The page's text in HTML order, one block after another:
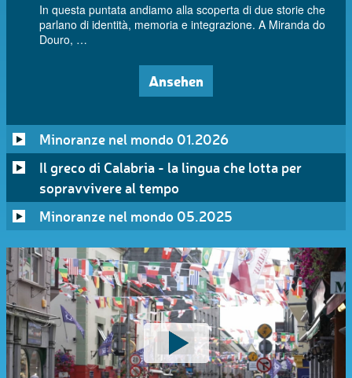
In questa puntata andiamo alla scoperta di due storie che
parlano di identità, memoria e integrazione. A Miranda do
Douro, …
Ansehen
Minoranze nel mondo 01.2026
Il greco di Calabria - la lingua che lotta per
sopravvivere al tempo
Minoranze nel mondo 05.2025